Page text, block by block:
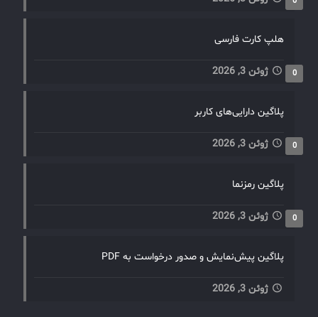
هلپ کارت فارسی
ژوئن 3, 2026 0
پلاگین دارایی‌های کاربر
ژوئن 3, 2026 0
پلاگین رمزنما
ژوئن 3, 2026 0
پلاگین پیش‌نمایش و صدور درخواست به PDF
ژوئن 3, 2026